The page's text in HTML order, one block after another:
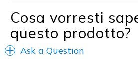
Width
Feels true to width
Sizing
View On Shoes
Cosa vorresti
questo prodotto?
Ask a Question